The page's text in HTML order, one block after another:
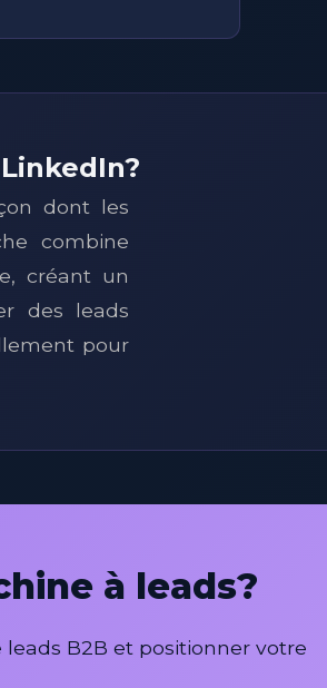
dont les
combine
créant un
des leads
pour
à leads?
B2B et positionner votre